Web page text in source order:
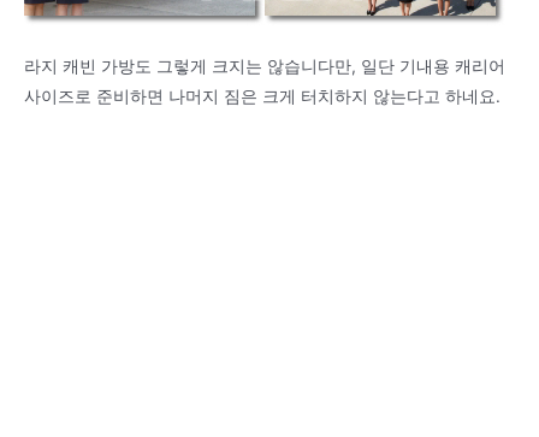
라지 캐빈 가방도 그렇게 크지는 않습니다만, 일단 기내용 캐리어
사이즈로 준비하면 나머지 짐은 크게 터치하지 않는다고 하네요.